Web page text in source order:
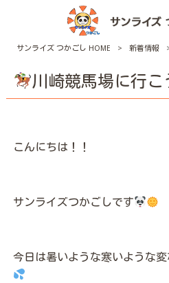
サンライズ つかごし HOME > 新着情報
川崎競馬場に行こ
こんにちは！！
サンライズつかごしです
今日は暑いような寒いような